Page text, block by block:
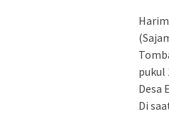
pukul
Desa
Di